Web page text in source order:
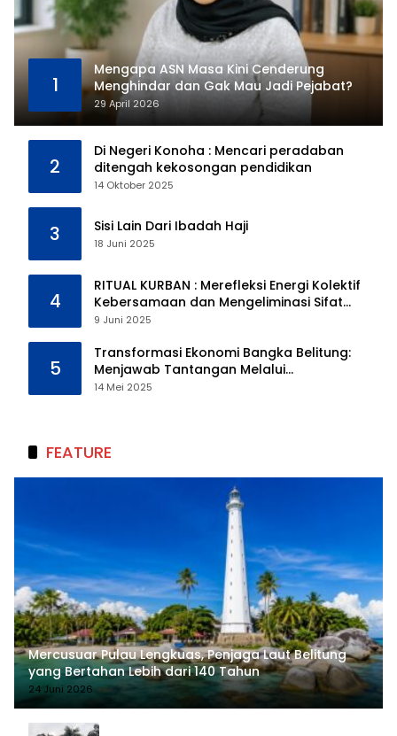
1
Mengapa ASN Masa Kini Cenderung
Menghindar dan Gak Mau Jadi Pejabat?
29 April 2026
2
Di Negeri Konoha : Mencari peradaban
ditengah kekosongan pendidikan
14 Oktober 2025
3 Sisi Lain Dari Ibadah Haji
18 Juni 2025
4
RITUAL KURBAN : Merefleksi Energi Kolektif
Kebersamaan dan Mengeliminasi Sifat
Kebinatangan Manusia
9 Juni 2025
5
Transformasi Ekonomi Bangka Belitung:
Menjawab Tantangan Melalui
Pengelolaan Sumber Daya Alam yang
14 Mei 2025
FEATURE
Mercusuar Pulau Lengkuas, Penjaga Laut Belitung
yang Bertahan Lebih dari 140 Tahun
24 Juni 2026